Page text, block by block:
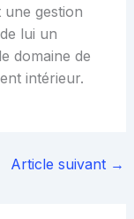
gestion
lui un
domaine de
intérieur.
Article suivant →